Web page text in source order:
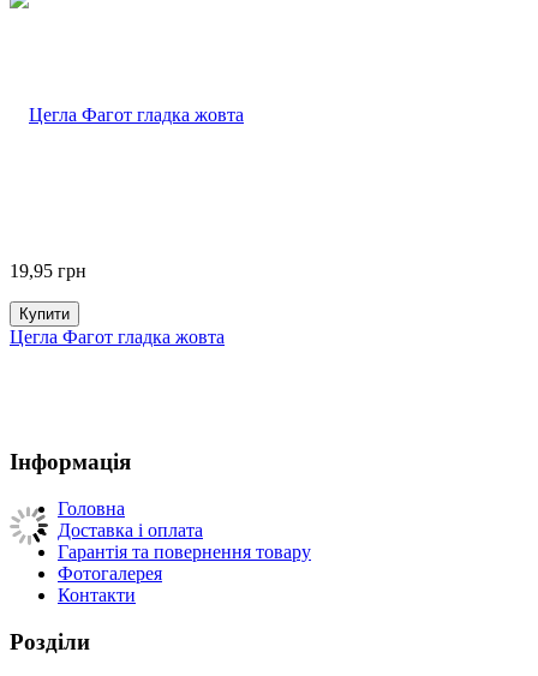
19,95 грн
Купити
Цегла Фагот гладка жовта
Інформація
Головна
Доставка і оплата
Гарантія та повернення товару
Фотогалерея
Контакти
Розділи